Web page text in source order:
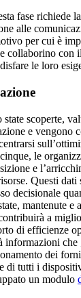
fase richiede
alle
per cui è
collaborino con
le loro
state scoperte,
e vengono
le
e
Questi
decisionale
mantenute e
a
di efficienze
informazioni che
dei
di tutti i
un modulo